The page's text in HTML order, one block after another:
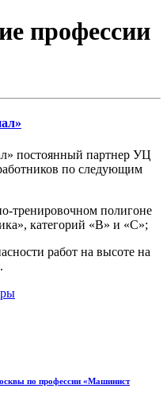
профессии
постоянный партнер УЦ
по следующим
тренировочном полигоне
категорий «В» и «С»;
работ на высоте на
по профессии «Машинист